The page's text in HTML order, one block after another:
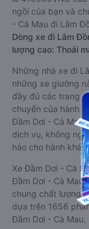
ngồi của bạn và
- Cà Mau đi Lâm
Dòng xe đi Lâm
lượng cao: Thoải
Những nhà xe đi
những xe giường
đầy đủ các trang
chuyển của hành
Đầm Dơi - Cà Mau
dịch vụ, không
hảo cho hành
Xe Đầm Dơi - Cà
Đầm Dơi - Cà Mau
chung chất lượng
dựa trên 1656
Đầm Dơi - Cà Mau.